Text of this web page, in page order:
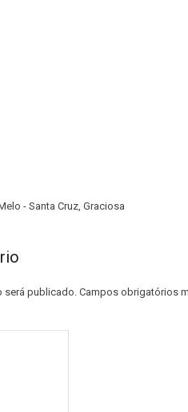
- Santa Cruz, Graciosa
será publicado. Campos obrigatórios